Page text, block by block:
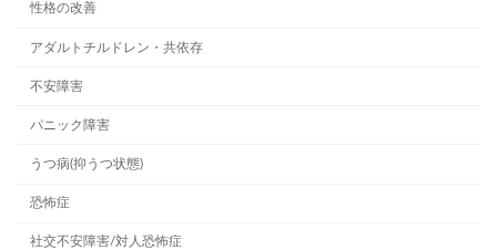
性格の改善
アダルトチルドレン・共依存
不安障害
パニック障害
うつ病(抑うつ状態)
恐怖症
社交不安障害/対人恐怖症